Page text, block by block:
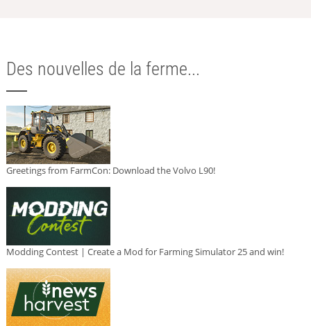
Des nouvelles de la ferme...
Greetings from FarmCon: Download the Volvo L90!
Modding Contest | Create a Mod for Farming Simulator 25 and win!